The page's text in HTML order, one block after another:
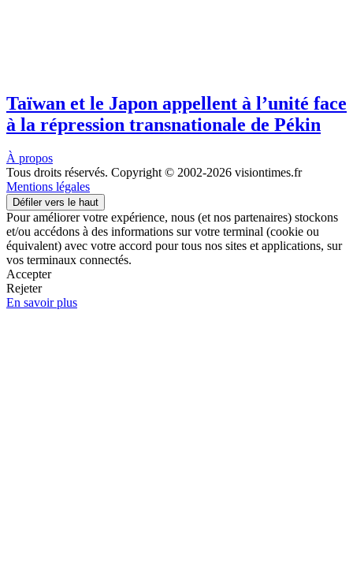
Taïwan et le Japon appellent à l’unité face
à la répression transnationale de Pékin
À propos
Tous droits réservés. Copyright © 2002-2026 visiontimes.fr
Mentions légales
Défiler vers le haut
Pour améliorer votre expérience, nous (et nos partenaires) stockons
et/ou accédons à des informations sur votre terminal (cookie ou
équivalent) avec votre accord pour tous nos sites et applications, sur
vos terminaux connectés.
Accepter
Rejeter
En savoir plus